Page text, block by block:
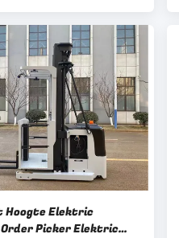
Elektric
Picker Elektric